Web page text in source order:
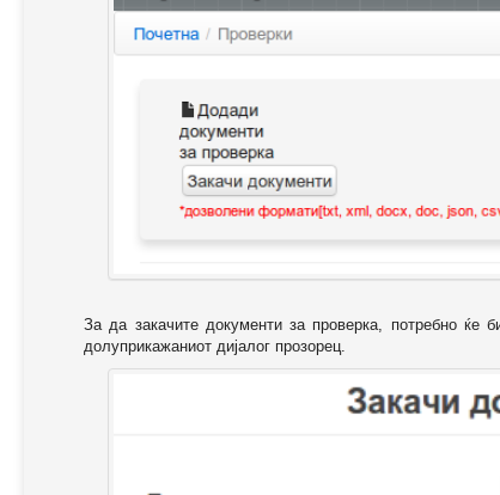
За да закачите документи за проверка, потребно ќе
долуприкажаниот дијалог прозорец.